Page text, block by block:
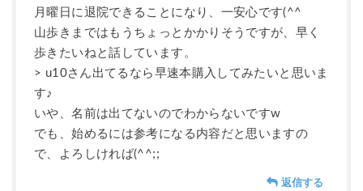
月曜日に退院できることになり、一安心です(^^
山歩きまではもうちょっとかかりそうですが、早く
歩きたいねと話しています。
> u10さん出てるなら早速本購入してみたいと思いま
す♪
いや、名前は出てないのでわからないですw
でも、始めるには参考になる内容だと思いますの
で、よろしければ(^^;;
返信する